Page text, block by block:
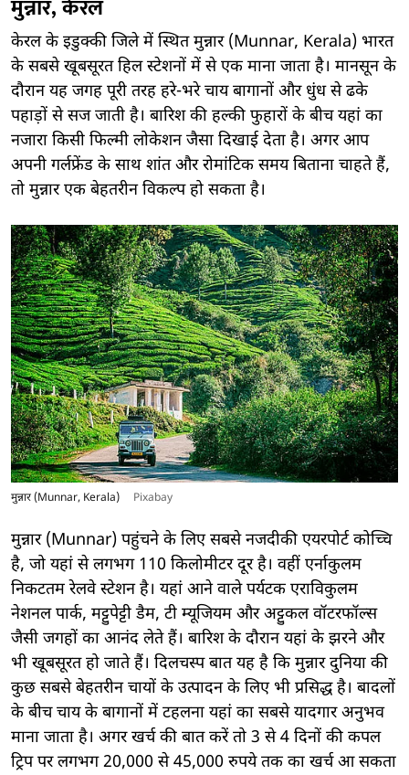
मुन्नार, केरल
केरल के इडुक्की जिले में स्थित मुन्नार (Munnar, Kerala) भारत
के सबसे खूबसूरत हिल स्टेशनों में से एक माना जाता है। मानसून के
दौरान यह जगह पूरी तरह हरे-भरे चाय बागानों और धुंध से ढके
पहाड़ों से सज जाती है। बारिश की हल्की फुहारों के बीच यहां का
नजारा किसी फिल्मी लोकेशन जैसा दिखाई देता है। अगर आप
अपनी गर्लफ्रेंड के साथ शांत और रोमांटिक समय बिताना चाहते हैं,
तो मुन्नार एक बेहतरीन विकल्प हो सकता है।
मुन्नार (Munnar, Kerala) Pixabay
मुन्नार (Munnar) पहुंचने के लिए सबसे नजदीकी एयरपोर्ट कोच्चि
है, जो यहां से लगभग 110 किलोमीटर दूर है। वहीं एर्नाकुलम
निकटतम रेलवे स्टेशन है। यहां आने वाले पर्यटक एराविकुलम
नेशनल पार्क, मट्टुपेट्टी डैम, टी म्यूजियम और अट्टुकल वॉटरफॉल्स
जैसी जगहों का आनंद लेते हैं। बारिश के दौरान यहां के झरने और
भी खूबसूरत हो जाते हैं। दिलचस्प बात यह है कि मुन्नार दुनिया की
कुछ सबसे बेहतरीन चायों के उत्पादन के लिए भी प्रसिद्ध है। बादलों
के बीच चाय के बागानों में टहलना यहां का सबसे यादगार अनुभव
माना जाता है। अगर खर्च की बात करें तो 3 से 4 दिनों की कपल
ट्रिप पर लगभग 20,000 से 45,000 रुपये तक का खर्च आ सकता